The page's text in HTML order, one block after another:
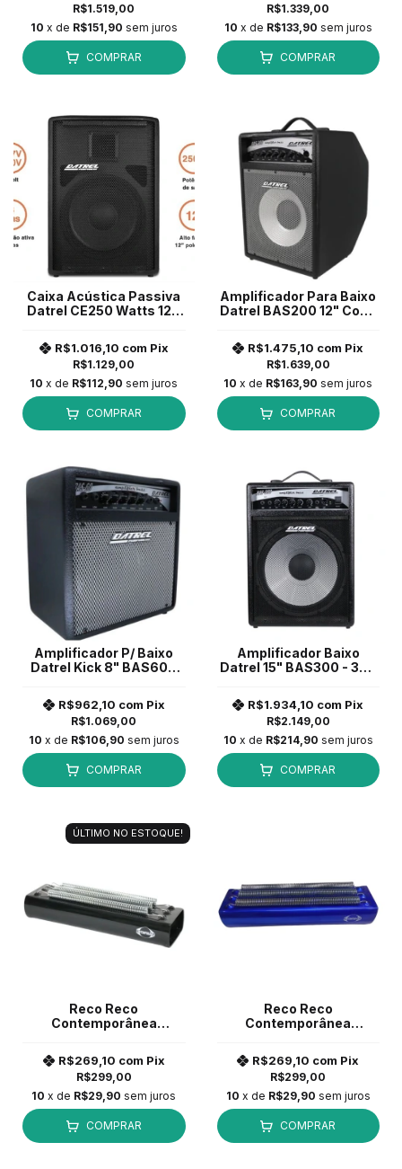
R$1.519,00
10 x de R$151,90 sem juros
COMPRAR
R$1.339,00
10 x de R$133,90 sem juros
COMPRAR
Caixa Acústica Passiva
Datrel CE250 Watts 12''
R$1.129,00
R$1.016,10 com Pix
10 x de R$112,90 sem juros
COMPRAR
Amplificador Para Baixo
Datrel BAS200 12" Cone
R$1.639,00
R$1.475,10 com Pix
10 x de R$163,90 sem juros
COMPRAR
Amplificador P/ Baixo
Datrel Kick 8" BAS60K
R$1.069,00
R$962,10 com Pix
10 x de R$106,90 sem juros
COMPRAR
Amplificador Baixo
Datrel 15" BAS300 - 300
R$2.149,00
R$1.934,10 com Pix
10 x de R$214,90 sem juros
COMPRAR
ÚLTIMO NO ESTOQUE!
Reco Reco
Contemporânea
R$299,00
R$269,10 com Pix
10 x de R$29,90 sem juros
COMPRAR
Reco Reco
Contemporânea
R$299,00
R$269,10 com Pix
10 x de R$29,90 sem juros
COMPRAR